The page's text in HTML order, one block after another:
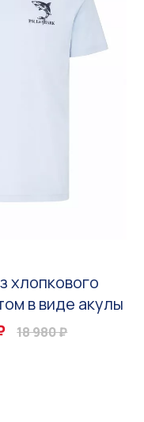
хлопкового
в виде акулы
18 980 ₽